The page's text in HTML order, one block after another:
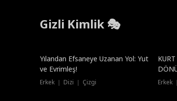
Gizli Kimlik 🎭
Yılandan Efsaneye Uzanan Yol: Yut
ve Evrimleş!
Erkek ｜ Dizi ｜ Çizgi Erkek